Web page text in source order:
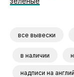
все вывески
в наличии
надписи на